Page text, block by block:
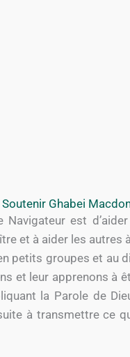
Soutenir Ghabei
Navigateur est
et à aider les autres
petits groupes et au
et leur apprenons à
la Parole de
à transmettre ce